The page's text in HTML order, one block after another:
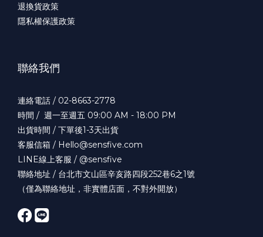
退換貨政策
隱私權保護政策
聯絡我們
連絡電話 / 02-8663-2778
時間 / 週一至週五 09:00 AM - 18:00 PM
出貨時間 / 下單後1-3天出貨
客服信箱 / Hello@sensfive.com
LINE線上客服 / @sensfive
聯絡地址 / 台北市文山區辛亥路四段252巷6之1號
（僅為聯絡地址，非實體店面，不對外開放）